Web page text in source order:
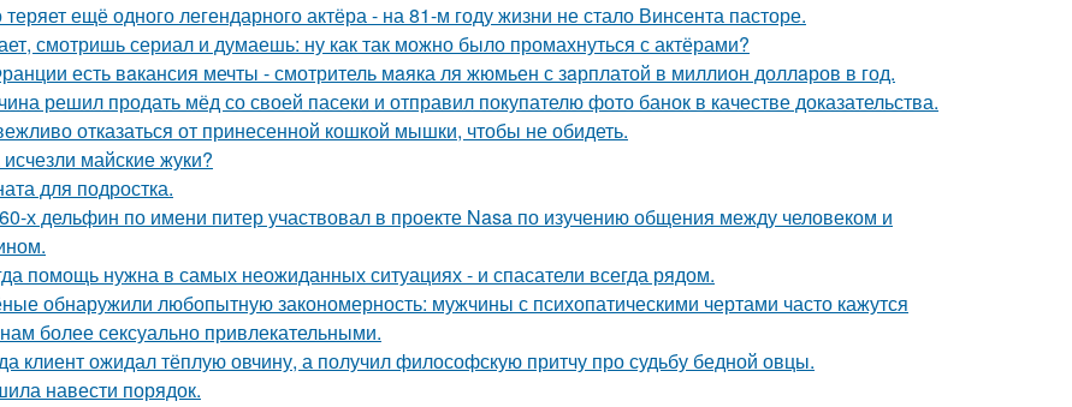
теряет ещё одного легендарного актёра - на 81-м году жизни не стало Винсента пасторе.
смотришь сериал и думаешь: ну как так можно было промахнуться с актёрами?
есть вaкансия мечты - смотритель мaяка ля жюмьен с зaрплатой в миллион доллaров в год.
решил продать мёд со своей пасеки и отправил покупателю фото банок в качестве доказательства.
отказаться от принесенной кошкой мышки, чтобы не обидеть.
исчезли майские жуки?
для подростка.
х дельфин по имени питер участвовал в проекте Nasa по изучению общения между человеком и
помощь нужна в самых неожиданных ситуациях - и спасатели всегда рядом.
обнаружили любопытную закономерность: мужчины с психопатическими чертами часто кажутся
более сексуально привлекательными.
клиент ожидал тёплую овчину, а получил философскую притчу про судьбу бедной овцы.
навести порядок.